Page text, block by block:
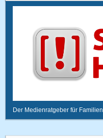
Der Medienratgeber für Familien